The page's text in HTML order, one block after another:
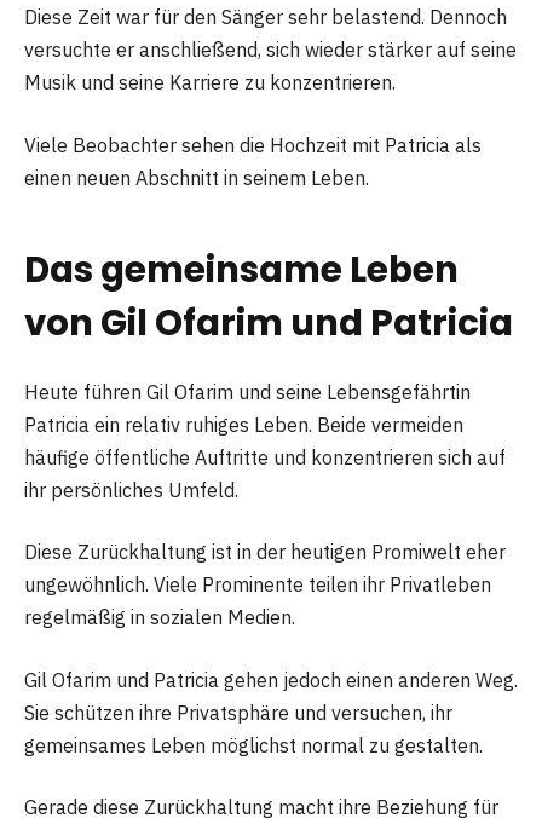
Diese Zeit war für den Sänger sehr belastend. Dennoch
versuchte er anschließend, sich wieder stärker auf seine
Musik und seine Karriere zu konzentrieren.
Viele Beobachter sehen die Hochzeit mit Patricia als
einen neuen Abschnitt in seinem Leben.
Das gemeinsame Leben
von Gil Ofarim und Patricia
Heute führen Gil Ofarim und seine Lebensgefährtin
Patricia ein relativ ruhiges Leben. Beide vermeiden
häufige öffentliche Auftritte und konzentrieren sich auf
ihr persönliches Umfeld.
Diese Zurückhaltung ist in der heutigen Promiwelt eher
ungewöhnlich. Viele Prominente teilen ihr Privatleben
regelmäßig in sozialen Medien.
Gil Ofarim und Patricia gehen jedoch einen anderen Weg.
Sie schützen ihre Privatsphäre und versuchen, ihr
gemeinsames Leben möglichst normal zu gestalten.
Gerade diese Zurückhaltung macht ihre Beziehung für